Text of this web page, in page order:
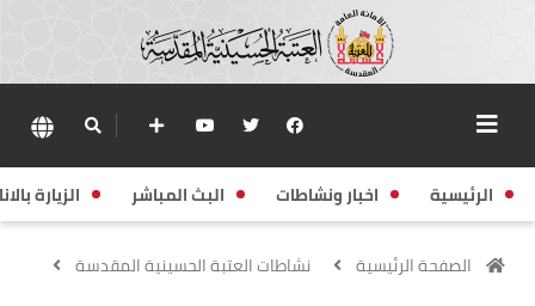
الرئيسية اخبار ونشاطات البث المباشر الزيارة
الصفحة الرئيسية نشاطات العتبة الحسينية المقدسة